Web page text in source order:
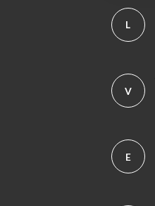
L
V
E